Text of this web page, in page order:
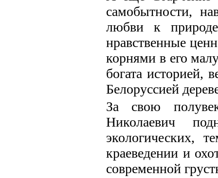
самобытности,
любви к
нравственные
корнями в его
богата историей,
Белоруссией
За свою
Николаевич
экологических,
краеведении и
современной